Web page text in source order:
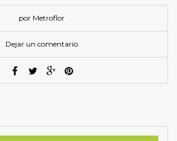
por Metroflor
Dejar un comentario